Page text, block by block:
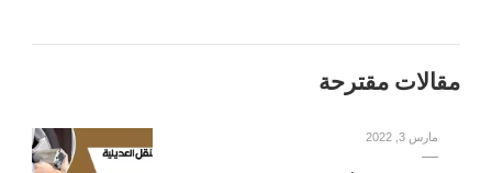
مقالات مقترحة
مارس 3, 2022